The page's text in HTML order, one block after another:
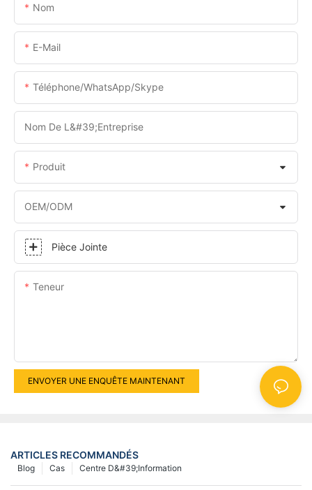
Nom
E-Mail
Téléphone/WhatsApp/Skype
Nom De L&#39;entreprise
Produit
OEM/ODM
Pièce Jointe
Teneur
ENVOYER UNE ENQUÊTE MAINTENANT
ARTICLES RECOMMANDÉS
Centre D&#39;information
Cas
Blog